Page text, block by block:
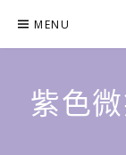
content
MENU
紫色